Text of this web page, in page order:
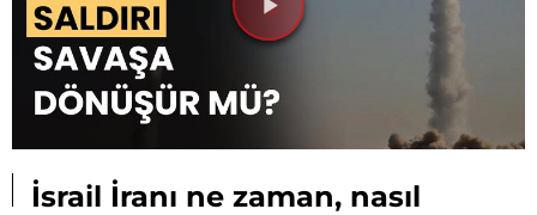
Videoyu
İsrail İranı ne zaman, nasıl